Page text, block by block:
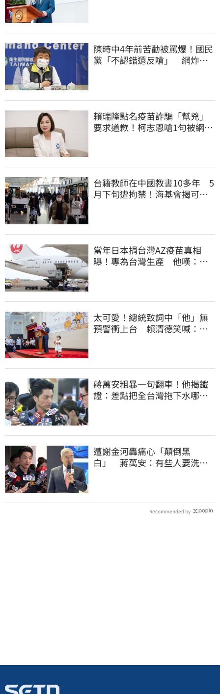
陳時中4年前苦勸被罵爆！國民
黨「不認錯還反嗆」 網炸
賴瑞隆點名疫苗詐騙「幫兇」
要求道歉！柯志恩嗆1句被網罵
台籍教師在中國教書10多年 5
月下旬遭拘禁！海基會揭可能
當年日本捐台灣AZ疫苗真相
曝！專為台灣生產 他嘆：藍
太可愛！總統致詞中「他」無
預警衝上台 賴清德笑喊：卸
蔣萬安粗暴一句翻車！他揭鐵
證：差點把全台灣拖下水哪時
遭謝金河轟痛心「顛倒黑
白」 蔣萬安：有些人要洗人
Recommended by